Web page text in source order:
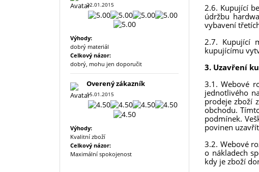
22.01.2015
Výhody:
dobrý materiál
Celkový názor:
dobrý, mohu jen doporučit
Overený zákazník
15.01.2015
Výhody:
Kvalitní zboží
Celkový názor:
Maximální spokojenost
2.6. Kupující
údržbu
vybavení
2.7. Kupující
kupujícímu
3. Uzavření
3.1. Webové
jednotlivého
prodeje zboží
obchodu.
podmínek.
povinen
3.2. Webové
o nákladech
kdy je zboží